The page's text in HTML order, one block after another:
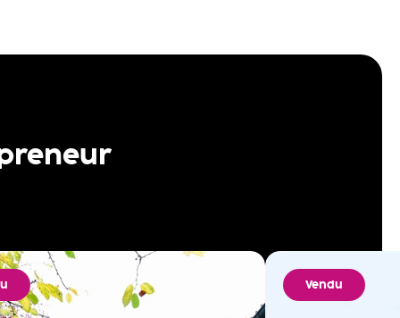
Vendu